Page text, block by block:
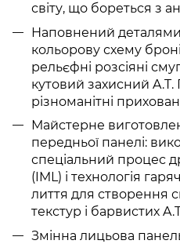
світу, що бореться з
Наповнений
кольорову схему
рельєфні розсіяні
кутовий захисний
різноманітні
Майстерне
передньої панелі:
спеціальний процес
(IML) і технологія
лиття для створення
текстур і барвистих
Змінна лицьова